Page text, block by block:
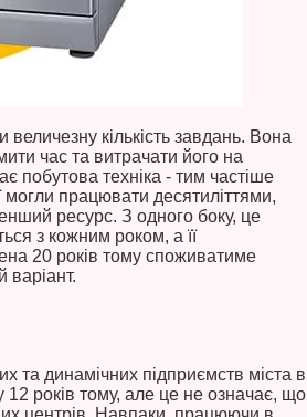
кількість завдань. Вона
час та витрачати його на
побутова техніка - тим частіше
працювати десятиліттями,
ресурс. З одного боку, це
з кожним роком, а її
20 років тому споживатиме
варіант.
та динамічних підприємств міста в
12 років тому, але це не означає, що